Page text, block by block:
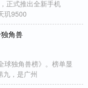
正式推出全新手机
玑9500
角兽
球独角兽榜》。榜单显
九，是广州